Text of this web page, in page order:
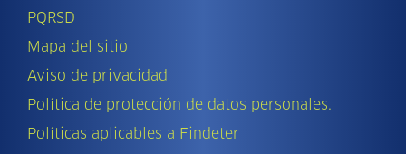
PQRSD
Mapa del sitio
Aviso de privacidad
Política de protección de datos personales.
Políticas aplicables a Findeter